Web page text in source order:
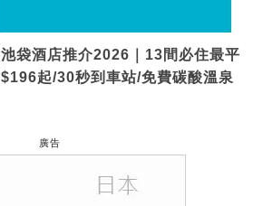
池袋酒店推介2026｜13間必住最平
$196起/30秒到車站/免費碳酸溫泉
廣告